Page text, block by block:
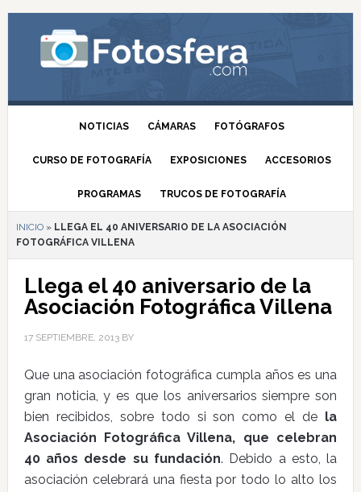
NOTICIAS CÁMARAS FOTÓGRAFOS
CURSO DE FOTOGRAFÍA EXPOSICIONES ACCESORIOS
PROGRAMAS TRUCOS DE FOTOGRAFÍA
INICIO» LLEGA EL 40 ANIVERSARIO DE LA ASOCIACIÓN
FOTOGRÁFICA VILLENA
Llega el 40 aniversario de la
Asociación Fotográfica Villena
17 SEPTIEMBRE, 2013BY
Que una asociación fotográfica cumpla años es una
gran noticia, y es que los aniversarios siempre son
bien recibidos, sobre todo si son como el de la
Asociación Fotográfica Villena, que celebran
40 años desde su fundación. Debido a esto, la
asociación celebrará una fiesta por todo lo alto los